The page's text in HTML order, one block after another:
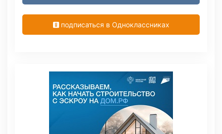
подписаться в Одноклассниках